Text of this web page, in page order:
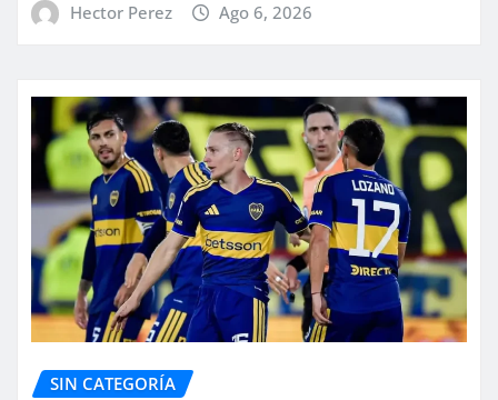
Hector Perez Ago 6, 2026
SIN CATEGORÍA